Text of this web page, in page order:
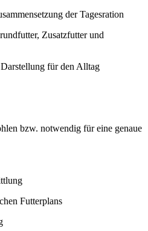
der Tagesration
Zusatzfutter und
für den Alltag
bzw. notwendig für eine genaue
Futterplans